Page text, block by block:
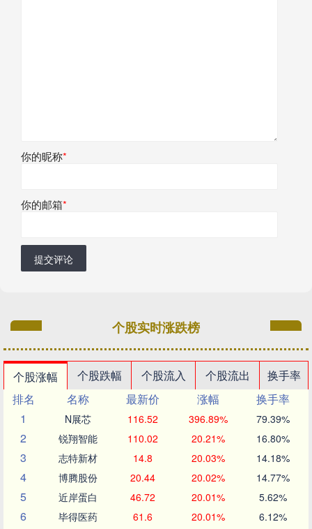
你的昵称*
你的邮箱*
提交评论
个股实时涨跌榜
个股涨幅 个股跌幅 个股流入 个股流出
换手率
排名
名称 最新价 涨幅
换手率
1
N展芯 116.52 396.89% 79.39%
2 锐翔智能 110.02 20.21% 16.80%
3 志特新材 14.8 20.03% 14.18%
4 博腾股份 20.44 20.02% 14.77%
5 近岸蛋白 46.72 20.01% 5.62%
6 毕得医药 61.6 20.01% 6.12%